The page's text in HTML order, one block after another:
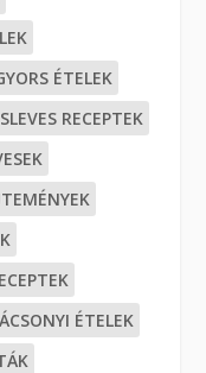
ÉTELEK
RECEPTEK
ÉTELEK